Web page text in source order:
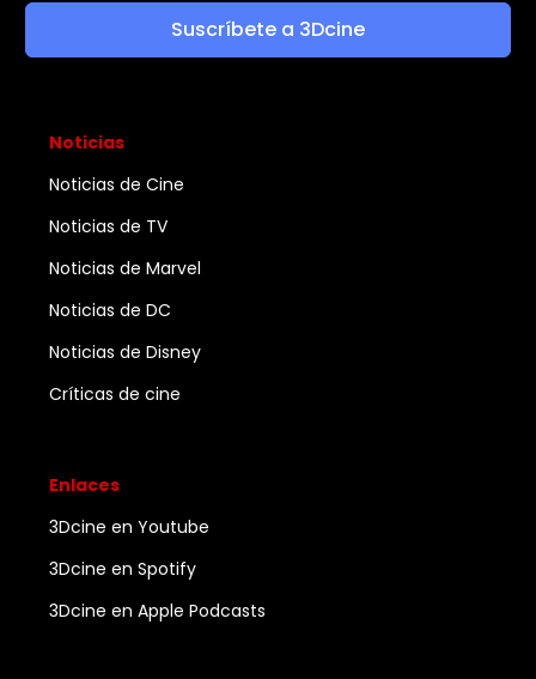
Suscríbete a 3Dcine
Noticias
Noticias de Cine
Noticias de TV
Noticias de Marvel
Noticias de DC
Noticias de Disney
Críticas de cine
Enlaces
3Dcine en Youtube
3Dcine en Spotify
3Dcine en Apple Podcasts